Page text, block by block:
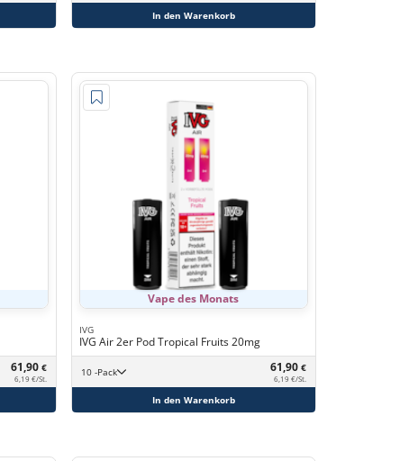
In den Warenkorb
61,90 €
6,19 €/St.
Vape des Monats
IVG
IVG Air 2er Pod Tropical Fruits 20mg
10 -Pack 61,90 €
6,19 €/St.
In den Warenkorb